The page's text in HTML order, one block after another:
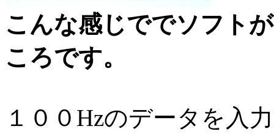
こんな感じででソフト
ころです。
１００Hzのデータを入